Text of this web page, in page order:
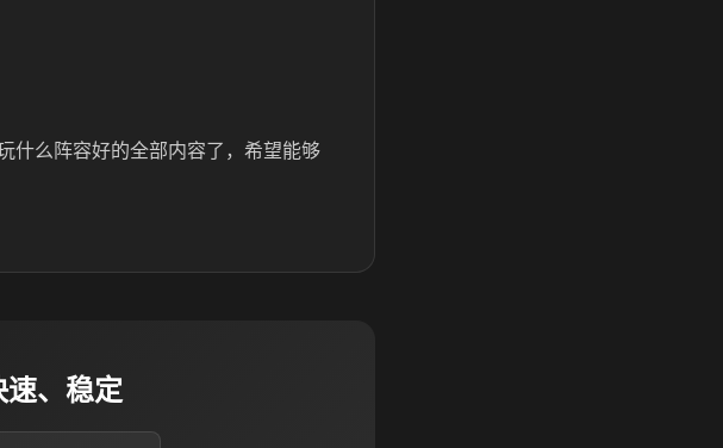
什么阵容好的全部内容了，希望能够
速、稳定